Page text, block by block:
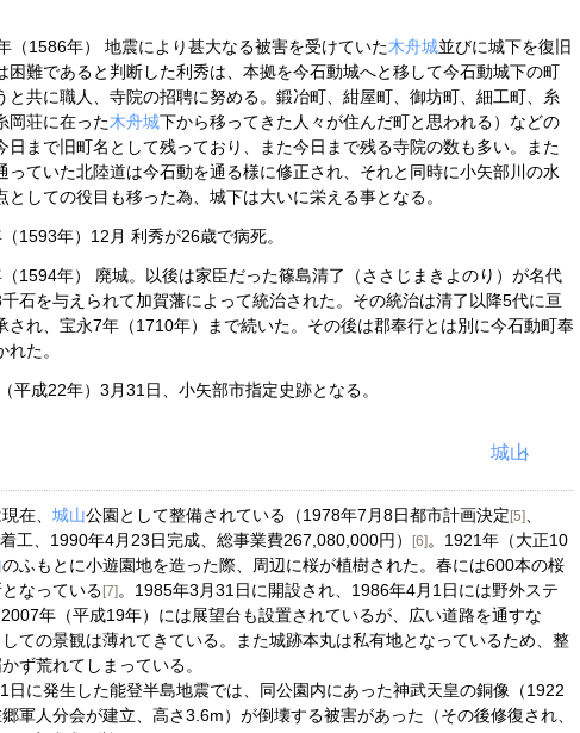
（1586年） 地震により甚大なる被害を受けていた木舟城並びに城下を復旧
困難であると判断した利秀は、本拠を今石動城へと移して今石動城下の町
と共に職人、寺院の招聘に努める。鍛冶町、紺屋町、御坊町、細工町、糸
岡荘に在った木舟城下から移ってきた人々が住んだ町と思われる）などの
日まで旧町名として残っており、また今日まで残る寺院の数も多い。また
っていた北陸道は今石動を通る様に修正され、それと同時に小矢部川の水
としての役目も移った為、城下は大いに栄える事となる。
1593年）12月 利秀が26歳で病死。
1594年） 廃城。以後は家臣だった篠島清了（ささじまきよのり）が名代
千石を与えられて加賀藩によって統治された。その統治は清了以降5代に亘
され、宝永7年（1710年）まで続いた。その後は郡奉行とは別に今石動町奉
た。
平成22年）3月31日、小矢部市指定史跡となる。
城山
在、 城山公園として整備されている（1978年7月8日都市計画決定 [5]、
工、1990年4月23日完成、総事業費267,080,000円）
[6]。1921年（大正10
のふもとに小遊園地を造った際、周辺に桜が植樹された。春には600本の桜
なっている [7]。1985年3月31日に開設され、1986年4月1日には野外ステ
年（平成19年）には展望台も設置されているが、広い道路を通すな
ての景観は薄れてきている。また城跡本丸は私有地となっているため、整
ず荒れてしまっている。
日に発生した能登半島地震では、同公園内にあった神武天皇の銅像（1922
軍人分会が建立、高さ3.6m）が倒壊する被害があった（その後修復され、